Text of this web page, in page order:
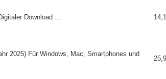
Download ...
2025) Für Windows, Mac, Smartphones und